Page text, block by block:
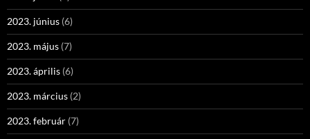
2023. június (6)
2023. május (7)
2023. április (6)
2023. március (2)
2023. február (7)